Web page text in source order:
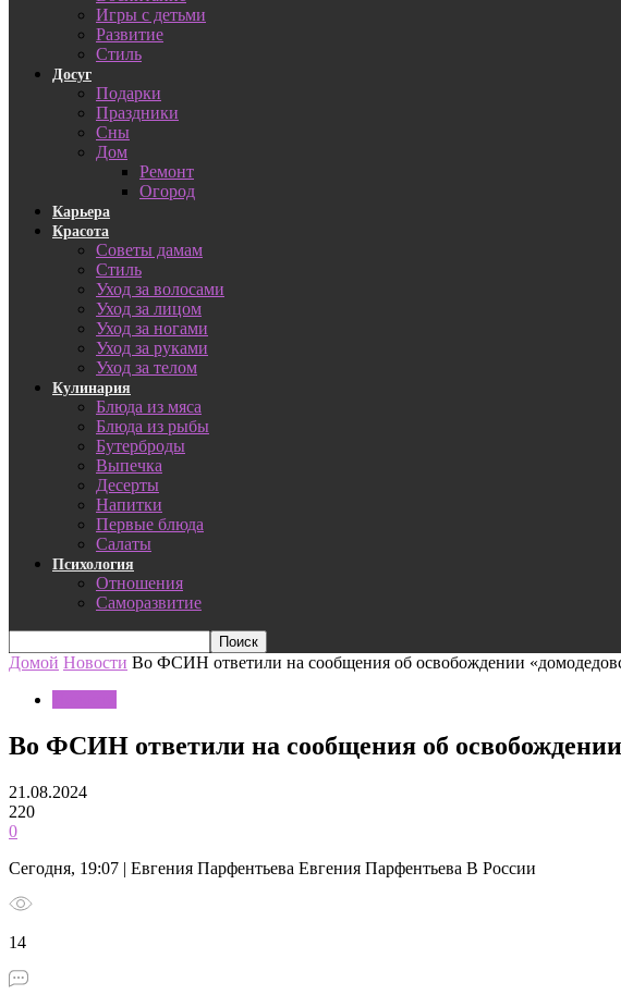
Игры с детьми
Развитие
Стиль
Досуг
Подарки
Праздники
Сны
Дом
Ремонт
Огород
Карьера
Красота
Советы дамам
Стиль
Уход за волосами
Уход за лицом
Уход за ногами
Уход за руками
Уход за телом
Кулинария
Блюда из мяса
Блюда из рыбы
Бутерброды
Выпечка
Десерты
Напитки
Первые блюда
Салаты
Психология
Отношения
Саморазвитие
Домой Новости Во ФСИН ответили на сообщения об освобождении
Во ФСИН ответили на сообщения об освобождении
21.08.2024
220
0
Сегодня, 19:07 | Евгения Парфентьева Евгения Парфентьева В России
14